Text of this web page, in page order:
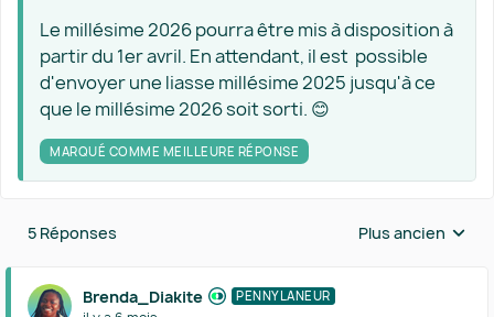
Le millésime 2026 pourra être mis à disposition à
partir du 1er avril. En attendant, il est possible
d'envoyer une liasse millésime 2025 jusqu'à ce
que le millésime 2026 soit sorti. 😊
MARQUÉ COMME MEILLEURE RÉPONSE
5 Réponses Réponses triées
Plus ancien
Brenda_Diakite PENNYLANEUR